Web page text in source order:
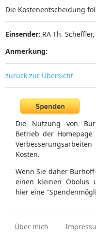
Die Kostenentscheidung
Einsender: RA Th.
Anmerkung:
zurück zur Übersicht
Die Nutzung von
Betrieb der
Kosten.
Wenn Sie daher
einen kleinen Obolus
hier eine
Über mich